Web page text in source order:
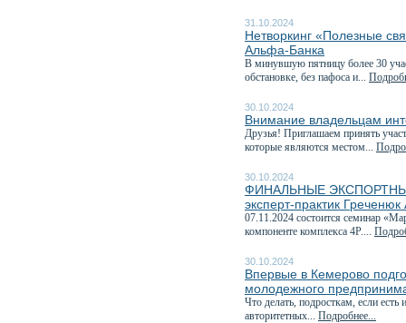
31.10.2024
Нетворкинг «Полезные
Альфа-Банка
В минувшую пятницу более 30
обстановке, без пафоса и...
30.10.2024
Внимание владельцам
Друзья! Приглашаем принять
которые являются местом...
30.10.2024
ФИНАЛЬНЫЕ
эксперт-практик Греченюк
07.11.2024 состоится семинар
компоненте комплекса 4P....
30.10.2024
Впервые в Кемерово
молодежного
Что делать, подросткам, если
авторитетных... Подробнее...